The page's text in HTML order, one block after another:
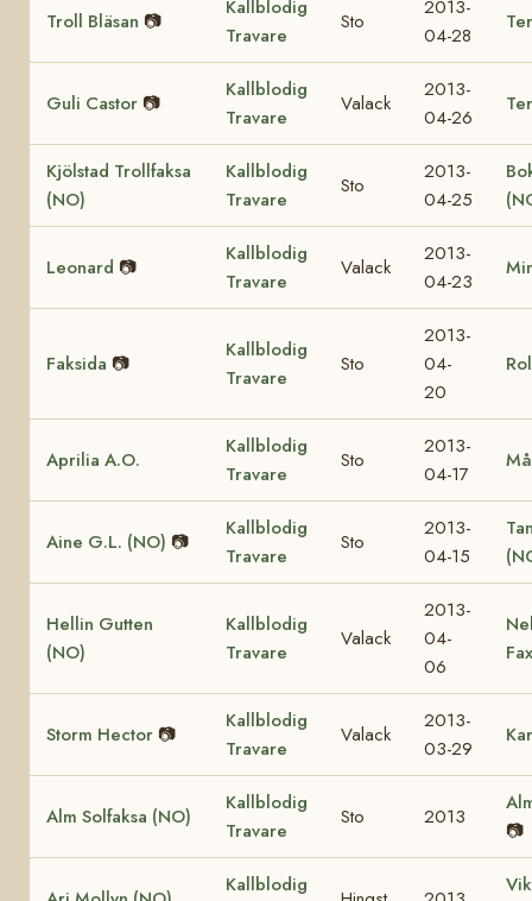
Troll Bläsan 📷
Kallblodig
Travare
Sto
2013-
04-28
Guli Castor 📷
Kallblodig
Travare
Valack
2013-
04-26
Kjölstad Trollfaksa
(NO)
Kallblodig
Travare
Sto
2013-
04-25
Leonard 📷
Kallblodig
Travare
Valack
2013-
04-23
Faksida 📷
Kallblodig
Travare
Sto
2013-
04-
20
Aprilia A.O.
Kallblodig
Travare
Sto
2013-
04-17
Aine G.L. (NO) 📷
Kallblodig
Travare
Sto
2013-
04-15
Hellin Gutten
(NO)
Kallblodig
Travare
Valack
2013-
04-
06
Storm Hector 📷
Kallblodig
Travare
Valack
2013-
03-29
Alm Solfaksa (NO)
Kallblodig
Travare
Sto 2013
📷
Kallblodig